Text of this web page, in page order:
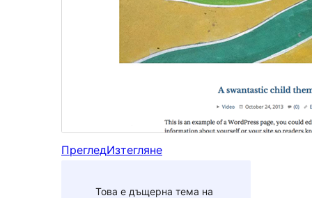
ПрегледИзтегляне
Това е дъщерна тема на